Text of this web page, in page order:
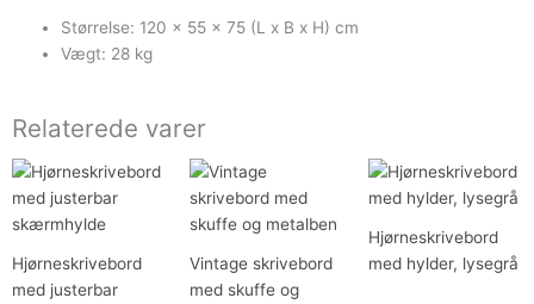
Størrelse: 120 x 55 x 75 (L x B x H) cm
Vægt: 28 kg
Relaterede varer
Hjørneskrivebord
med justerbar
Den
pris
var:
Den
pris
er:
Vintage skrivebord
med skuffe og
Hjørneskrivebord
med hylder, lysegrå
Den
pris
1.439,00
Den
pris
1.199,00